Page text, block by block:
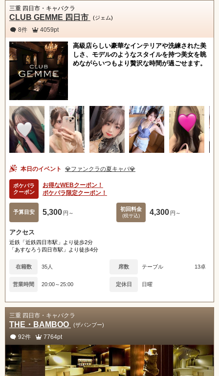
三重 四日市・キャバクラ
CLUB GEMME 四日市 (ジェム)
8件 4059pt
高級店らしい豪華なインテリアや洗練された美
しさ、モデルのようなスタイルを持つ美女を眺
めながらいつもより贅沢な時間が過ごせます。
本日のイベント 💎ファンクラの夏キャバ💎
ポケパラ
クーポン
お得なWEBクーポン！
ポケパラ限定クーポン！
予算目安 5,300 円～
初回料金
(税サ込) 4,300 円～
アクセス
近鉄「近鉄四日市駅」より徒歩2分
「あすなろう四日市駅」より徒歩4分
在籍数 35人 席数 テーブル 13卓
営業時間 20:00～25:00 定休日 日曜
三重 四日市・キャバクラ
THE・BAMBOO (ザバンブー)
92件 7764pt